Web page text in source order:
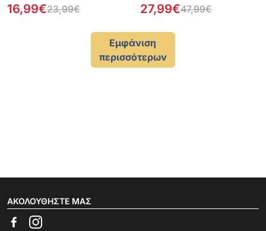
κατασκευή κρεμαστών
16,99€23,99€
(3 κομμάτια)
27,99€47,99€
Εμφάνιση
περισσότερων
ΑΚΟΛΟΥΘΉΣΤΕ ΜΑΣ